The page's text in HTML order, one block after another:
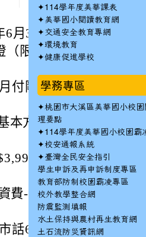
6月30日止。
（限網路門市
付剛剛好，回
本方案30M
/ 三星A5
費- 3.3GB後降
話60國內通話
✦114學年度美華課表
✦美華國小閱讀教育網
✦ 交通安全教育專網
✦環境教育
✦健康促進學校
學務專區
✦桃園市大溪區美華國小校園
理要點
✦114學年度美華國小校園霸
✦校安通報系統
✦臺灣全民安全指引
學生申訴及再申訴制度專區
教育部防制校園霸凌專區
校外教學整合網
防震監測填報
水土保持與農村再生教育網
土石流防災資訊網